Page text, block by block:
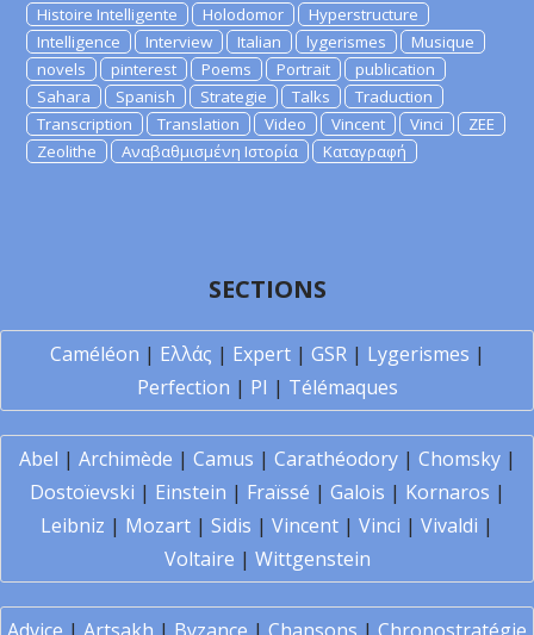
Histoire Intelligente
Holodomor
Hyperstructure
Intelligence
Interview Italian lygerismes
Musique
novels
pinterest Poems Portrait
publication
Sahara
Spanish Strategie Talks
Traduction
Transcription
Translation Video Vincent Vinci
ZEE
Zeolithe
Αναβαθμισμένη Ιστορία Καταγραφή
SECTIONS
Caméléon | Ελλάς | Expert| GSR| Lygerismes |
Perfection | PI | Télémaques
Abel | Archimède | Camus | Carathéodory| Chomsky|
Dostoïevski | Einstein | Fraïssé | Galois | Kornaros |
Leibniz | Mozart | Sidis | Vincent | Vinci | Vivaldi |
Voltaire | Wittgenstein